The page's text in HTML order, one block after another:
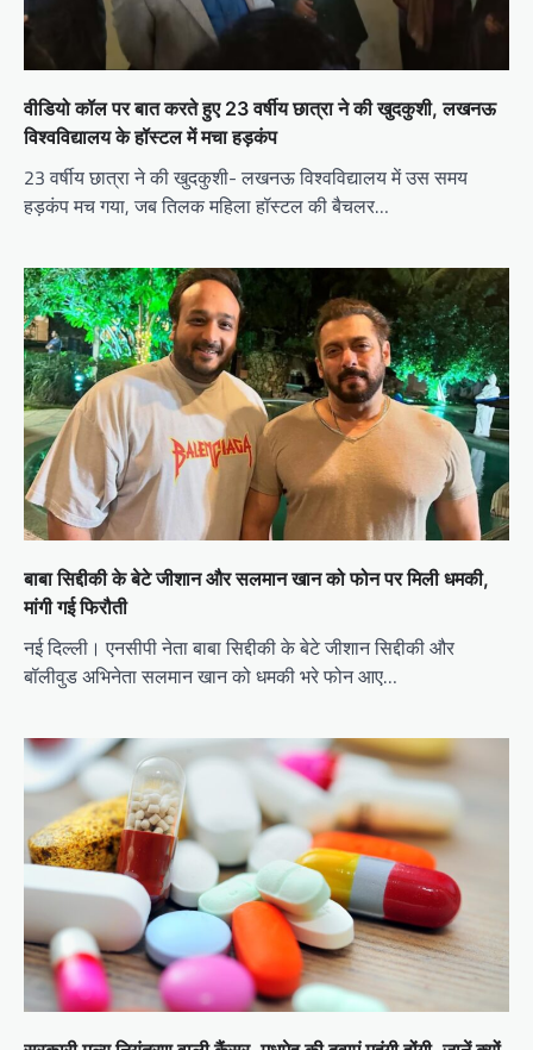
वीडियो कॉल पर बात करते हुए 23 वर्षीय छात्रा ने की खुदकुशी, लखनऊ
विश्वविद्यालय के हॉस्टल में मचा हड़कंप
23 वर्षीय छात्रा ने की खुदकुशी- लखनऊ विश्वविद्यालय में उस समय
हड़कंप मच गया, जब तिलक महिला हॉस्टल की बैचलर…
बाबा सिद्दीकी के बेटे जीशान और सलमान खान को फोन पर मिली धमकी,
मांगी गई फिरौती
नई दिल्ली। एनसीपी नेता बाबा सिद्दीकी के बेटे जीशान सिद्दीकी और
बॉलीवुड अभिनेता सलमान खान को धमकी भरे फोन आए…